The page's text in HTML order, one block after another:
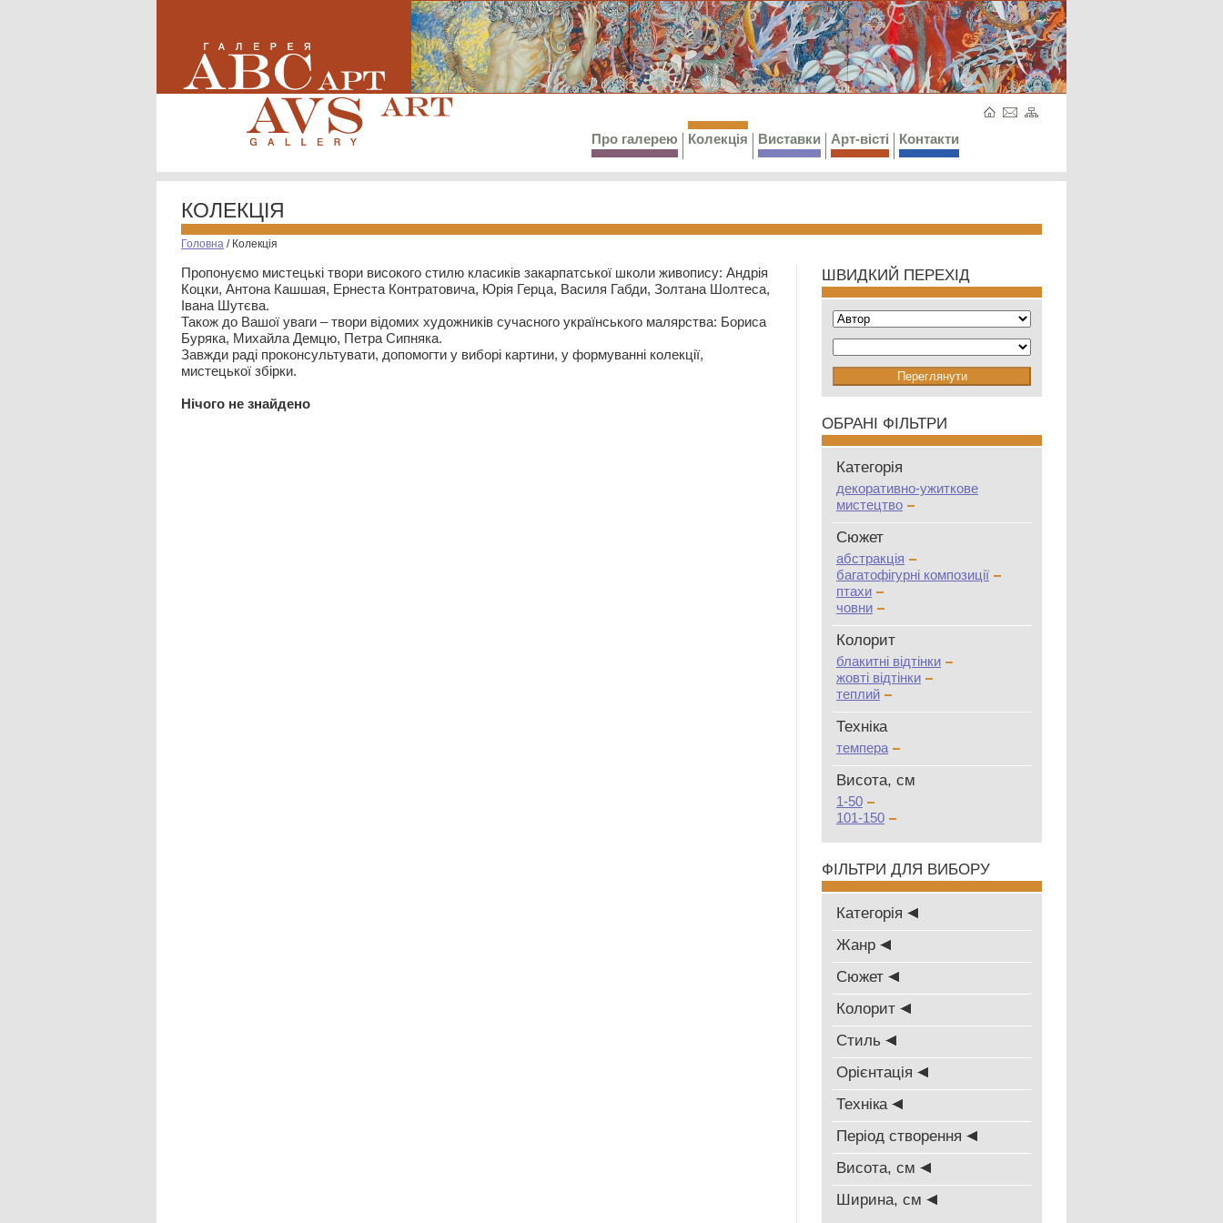
Про галерею Колекція Виставки Арт-вісті Контакти
КОЛЕКЦІЯ
Головна / Колекція
Пропонуємо мистецькі твори високого стилю класиків закарпатської школи живопису: Андрія
Коцки, Антона Кашшая, Ернеста Контратовича, Юрія Герца, Василя Габди, Золтана Шолтеса,
Івана Шутєва.
Також до Вашої уваги – твори відомих художників сучасного українського малярства: Бориса
Буряка, Михайла Демцю, Петра Сипняка.
Завжди раді проконсультувати, допомогти у виборі картини, у формуванні колекції,
мистецької збірки.
Нiчого не знайдено
ШВИДКИЙ ПЕРЕХІД
ОБРАНІ ФІЛЬТРИ
Категорія
декоративно-ужиткове
мистецтво
Сюжет
абстракція
багатофігурні композиції
птахи
човни
Колорит
блакитні відтінки
жовті відтінки
теплий
Техніка
темпера
Висота, см
1-50
101-150
ФІЛЬТРИ ДЛЯ ВИБОРУ
Категорія
Жанр
Сюжет
Колорит
Стиль
Oрієнтація
Техніка
Період створення
Висота, см
Ширина, см